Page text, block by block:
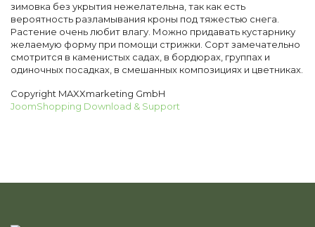
зимовка без укрытия нежелательна, так как есть
вероятность разламывания кроны под тяжестью снега.
Растение очень любит влагу. Можно придавать кустарнику
желаемую форму при помощи стрижки. Сорт замечательно
смотрится в каменистых садах, в бордюрах, группах и
одиночных посадках, в смешанных композициях и цветниках.
Copyright MAXXmarketing GmbH
JoomShopping Download & Support